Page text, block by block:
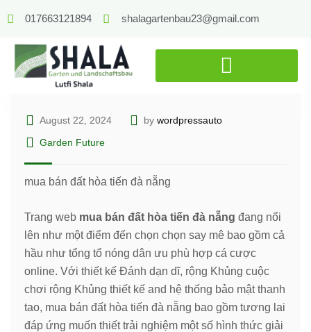
017663121894 shalagartenbau23@gmail.com
August 22, 2024 by wordpressauto
Garden Future
mua bán đất hòa tiến đà nẵng
Trang web mua bán đất hòa tiến đà nẵng đang nổi
lên như một điểm đến chọn chọn say mê bao gồm cả
hầu như tổng tổ nóng dân ưu phù hợp cá cược
online. Với thiết kế Đánh dạn dĩ, rộng Khủng cuộc
chơi rộng Khủng thiết kế and hệ thống bảo mật thanh
tao, mua bán đất hòa tiến đà nẵng bao gồm tương lai
đáp ứng muốn thiết trải nghiệm một số hình thức giải